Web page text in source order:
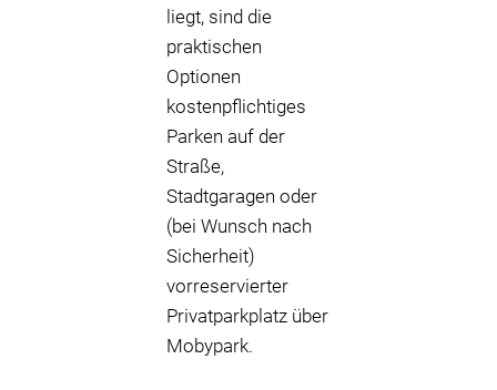
liegt, sind die
praktischen
Optionen
kostenpflichtiges
Parken auf der
Straße,
Stadtgaragen oder
(bei Wunsch nach
Sicherheit)
vorreservierter
Privatparkplatz über
Mobypark.